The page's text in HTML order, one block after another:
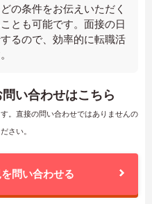
の条件をお伝えいただく
とも可能です。面接の日
るので、効率的に転職活
い合わせはこちら
。直接の問い合わせではありませんの
さい。
問い合わせる